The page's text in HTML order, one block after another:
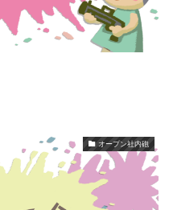
オープン社内砲